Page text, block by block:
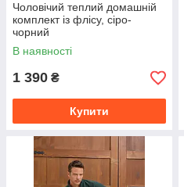
Чоловічий теплий домашній
комплект із флісу, сіро-
чорний
В наявності
1 390 ₴
Купити